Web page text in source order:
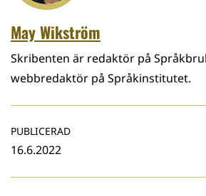
May Wikström
Skribenten är redaktör på
webbredaktör på Språkinstitutet.
PUBLICERAD
16.6.2022